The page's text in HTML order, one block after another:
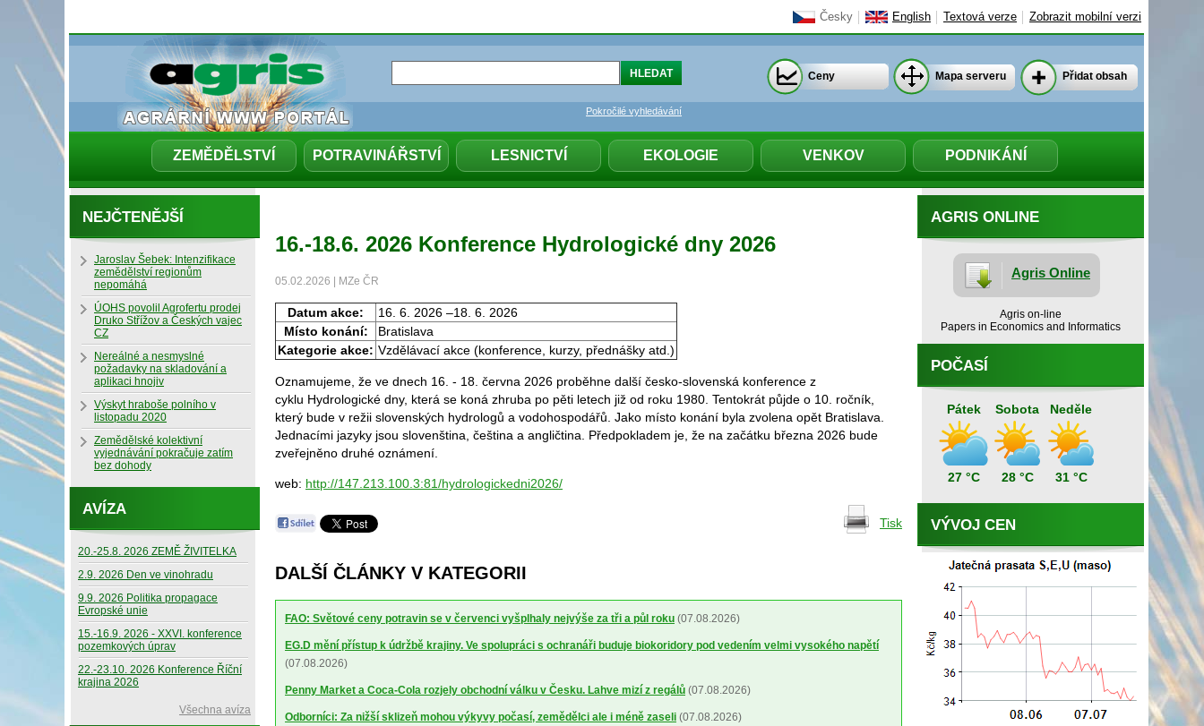
Česky English Textová verze Zobrazit mobilní verzi
ZEMĚDĚLSTVÍ POTRAVINÁŘSTVÍ LESNICTVÍ EKOLOGIE VENKOV PODNIKÁNÍ
Pokročilé vyhledávání
Ceny Mapa serveru Přidat obsah
16.-18.6. 2026 Konference Hydrologické dny 2026
05.02.2026 | MZe ČR
Datum akce:
16. 6. 2026 –18. 6. 2026
Místo konání:
Bratislava
Kategorie akce: Vzdělávací akce (konference, kurzy, přednášky atd.)
Oznamujeme, že ve dnech 16. - 18. června 2026 proběhne další česko-slovenská konference z
cyklu Hydrologické dny, která se koná zhruba po pěti letech již od roku 1980. Tentokrát půjde o 10. ročník,
který bude v režii slovenských hydrologů a vodohospodářů. Jako místo konání byla zvolena opět Bratislava.
Jednacími jazyky jsou slovenština, čeština a angličtina. Předpokladem je, že na začátku března 2026 bude
zveřejněno druhé oznámení.
web: http://147.213.100.3:81/hydrologickedni2026/
Tisk
DALŠÍ ČLÁNKY V KATEGORII
FAO: Světové ceny potravin se v červenci vyšplhaly nejvýše za tři a půl roku (07.08.2026)
EG.D mění přístup k údržbě krajiny. Ve spolupráci s ochranáři buduje biokoridory pod vedením velmi vysokého napětí
(07.08.2026)
Penny Market a Coca-Cola rozjely obchodní válku v Česku. Lahve mizí z regálů (07.08.2026)
Odborníci: Za nižší sklizeň mohou výkyvy počasí, zemědělci ale i méně zaseli (07.08.2026)
AGRIS ONLINE
Agris Online
Agris on-line
Papers in Economics and Informatics
POČASÍ
Pátek
27 °C
Sobota
28 °C
Neděle
31 °C
VÝVOJ CEN
NEJČTENĚJŠÍ
Jaroslav Šebek: Intenzifikace
zemědělství regionům
nepomáhá
ÚOHS povolil Agrofertu prodej
Druko Střížov a Českých vajec
CZ
Nereálné a nesmyslné
požadavky na skladování a
aplikaci hnojiv
Výskyt hraboše polního v
listopadu 2020
Zemědělské kolektivní
vyjednávání pokračuje zatím
bez dohody
AVÍZA
20.-25.8. 2026 ZEMĚ ŽIVITELKA
2.9. 2026 Den ve vinohradu
9.9. 2026 Politika propagace
Evropské unie
15.-16.9. 2026 - XXVI. konference
pozemkových úprav
22.-23.10. 2026 Konference Říční
krajina 2026
Všechna avíza